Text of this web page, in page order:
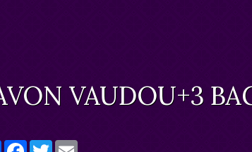
VAUDOU+3
PartagerFacebook
Twitter